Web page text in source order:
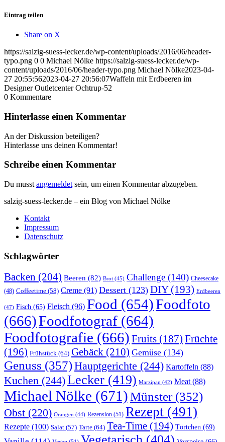
Eintrag teilen
Share on X
https://salzig-suess-lecker.de/wp-content/uploads/2016/06/header-
typo.png 0 0 Michael Nölke https://salzig-suess-lecker.de/wp-
content/uploads/2016/06/header-typo.png Michael Nölke2023-04-
27 20:55:562023-04-27 20:56:07Waffeln mit Erdbeeren im
Designer Outletcenter Ochtrup-52
0 Kommentare
Hinterlasse einen Kommentar
An der Diskussion beteiligen?
Hinterlasse uns deinen Kommentar!
Schreibe einen Kommentar
Du musst angemeldet sein, um einen Kommentar abzugeben.
salzig-suess-lecker.de – ein Blog von Michael Nölke
Kontakt
Impressum
Datenschutz
Schlagwörter
Backen (204) Beeren (82) Brot (45) Challenge (140) Cheesecake
(48) Coffeetime (58) Creme (91) Dessert (123) DIY(193) Erdbeeren
(47) Fisch (65) Fleisch (96) Food (654)Foodfoto
(666)Foodfotograf (664)
Foodfotografie (666) Fruits (187) Früchte
(196) Frühstück (64) Gebäck (210) Gemüse (134)
Genuss (357)Hauptgerichte (244) Kartoffeln (88)
Kuchen (244)Lecker (419) Marzipan (42) Meat(88)
Michael Nölke (671)Münster(352)
Obst (220) Orangen (44) Rezension (51) Rezept (491)
Rezepte (100) Salat (57) Tarte (64) Tea-Time (194) Törtchen (69)